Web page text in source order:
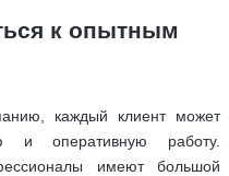
к опытным
каждый клиент может
и оперативную работу.
имеют большой